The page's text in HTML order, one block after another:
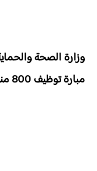
وزارة الصحة
مبارة توظيف 800 منصب 2026